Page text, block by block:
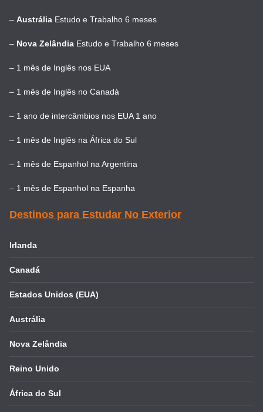
– Austrália Estudo e Trabalho 6 meses
– Nova Zelândia Estudo e Trabalho 6 meses
– 1 mês de Inglês nos EUA
– 1 mês de Inglês no Canadá
– 1 ano de intercâmbios nos EUA 1 ano
– 1 mês de Inglês na África do Sul
– 1 mês de Espanhol na Argentina
– 1 mês de Espanhol na Espanha
Destinos para Estudar No Exterior
Irlanda
Canadá
Estados Unidos (EUA)
Austrália
Nova Zelândia
Reino Unido
África do Sul